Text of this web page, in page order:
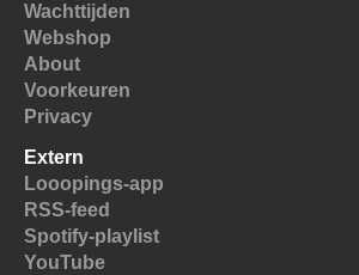
Wachttijden
Webshop
About
Voorkeuren
Privacy
Extern
Looopings-app
RSS-feed
Spotify-playlist
YouTube